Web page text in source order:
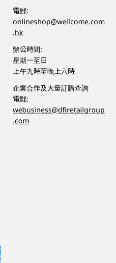
電郵:
onlineshop@wellcome.com
.hk
辦公時間:
星期一至日
上午九時至晚上六時
企業合作及大量訂購查詢
電郵:
webusiness@dfiretailgroup
.com